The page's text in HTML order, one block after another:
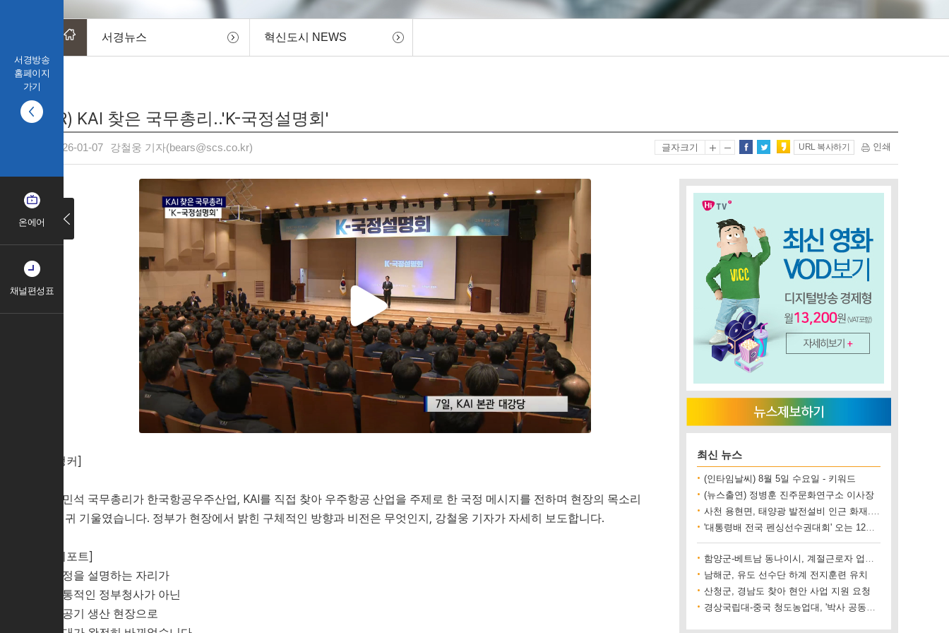
서경방송
홈페이지
가기
온에어
채널편성표
서경뉴스 혁신도시 NEWS
(R) KAI 찾은 국무총리..'K-국정설명회'
2026-01-07 강철웅 기자(bears@scs.co.kr) 글자크기 URL 복사하기 인쇄
[앵커]
김민석 국무총리가 한국항공우주산업, KAI를 직접 찾아 우주항공 산업을 주제로 한 국정 메시지를 전하며 현장의 목소리
에 귀 기울였습니다. 정부가 현장에서 밝힌 구체적인 방향과 비전은 무엇인지, 강철웅 기자가 자세히 보도합니다.
[리포트]
국정을 설명하는 자리가
전통적인 정부청사가 아닌
항공기 생산 현장으로
최신 뉴스
(인타임날씨) 8월 5일 수요일 - 키워드
(뉴스출연) 정병훈 진주문화연구소 이사장
사천 용현면, 태양광 발전설비 인근 화재..재산 피해 500만 원 상당
'대통령배 전국 펜싱선수권대회' 오는 12일 진주에서 개최
함양군-베트남 동나이시, 계절근로자 업무협약 체결
남해군, 유도 선수단 하계 전지훈련 유치
산청군, 경남도 찾아 현안 사업 지원 요청
경상국립대-중국 청도농업대, '박사 공동양성' 업무협약 체결